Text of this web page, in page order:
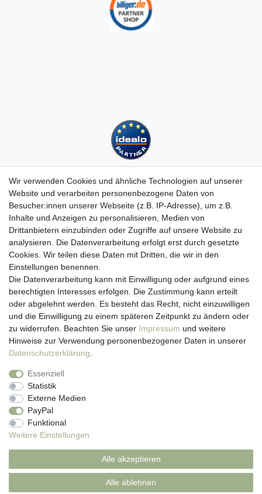
Kundenservice
Hotline: 07452 - 847 162 0
Kontakt
Anmelden
Registrieren
Newsletter
Versand & Lieferung
Zahlungsarten
viasalutis
Mehr zu viasalutis
Beratungscenter Haut
News
Beliebte Produkte (Top 20)
Wir verwenden Cookies und ähnliche Technologien auf unserer
Website und verarbeiten personenbezogene Daten von
Besucher:innen unserer Webseite (z.B. IP-Adresse), um z.B.
Inhalte und Anzeigen zu personalisieren, Medien von
Drittanbietern einzubinden oder Zugriffe auf unsere Website zu
analysieren. Die Datenverarbeitung erfolgt erst durch gesetzte
Cookies. Wir teilen diese Daten mit Dritten, die wir in den
Einstellungen benennen.
Die Datenverarbeitung kann mit Einwilligung oder aufgrund eines
berechtigten Interesses erfolgen. Die Zustimmung kann erteilt
oder abgelehnt werden. Es besteht das Recht, nicht einzuwilligen
und die Einwilligung zu einem späteren Zeitpunkt zu ändern oder
zu widerrufen. Beachten Sie unser Impressum und weitere
Hinweise zur Verwendung personenbezogener Daten in unserer
Daten­schutz­erklärung
Essenziell
Statistik
Externe Medien
PayPal
Funktional
Weitere Einstellungen
Alle akzeptieren
Alle ablehnen
Impressum
Widerrufs­recht Kontakt